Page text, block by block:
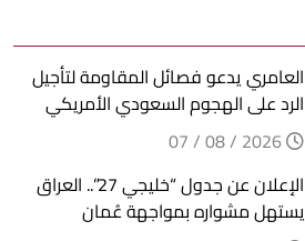
العامري يدعو فصائل المقاومة لتأجيل
الرد على الهجوم السعودي الأمريكي
الإعلان عن جدول “خليجي 27”.. العراق
يستهل مشواره بمواجهة عُمان